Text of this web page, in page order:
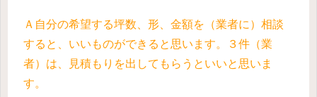
Ａ自分の希望する坪数、形、金額を（業者に）相談
すると、いいものができると思います。３件（業
者）は、見積もりを出してもらうといいと思いま
す。